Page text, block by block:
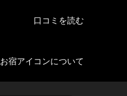
口コミを読む
お宿アイコンについて